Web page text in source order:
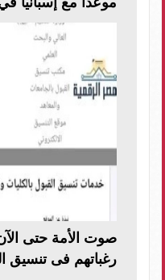
رغباتهم فى تنسيق